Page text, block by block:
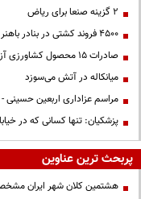
۲ گزینه صنعا برای ریاض
۴۵۰۰ فروند کشتی در بنادر باهنر و شرق هرمزگان پهلو گرفتند
صادرات ۱۵ محصول کشاورزی آزاد شد
میانکاله در آتش می‌سوزد
مراسم عزاداری اربعین حسینی -
پزشکیان: تنها کسانی که در
پربحث ترین عناوین
هشتمین کلان شهر ایران